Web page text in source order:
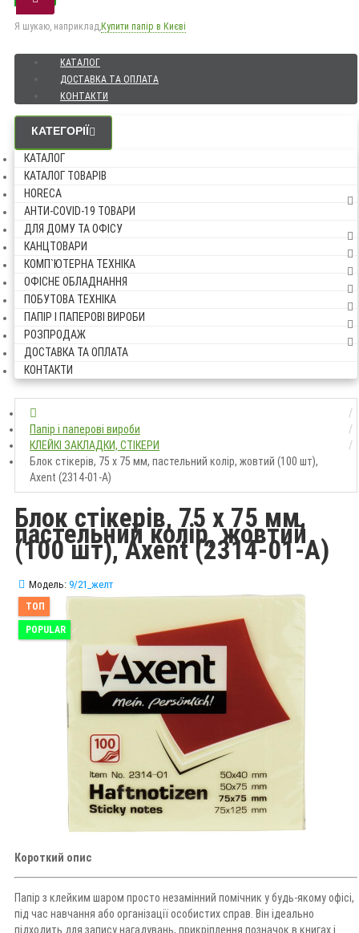
Я шукаю, наприклад, Купити папір в Києві
КАТАЛОГ
ДОСТАВКА ТА ОПЛАТА
КОНТАКТИ
КАТЕГОРІЇ
КАТАЛОГ
КАТАЛОГ ТОВАРІВ
HORECA
АНТИ-COVID-19 ТОВАРИ
ДЛЯ ДОМУ ТА ОФІСУ
КАНЦТОВАРИ
КОМП`ЮТЕРНА ТЕХНІКА
ОФІСНЕ ОБЛАДНАННЯ
ПОБУТОВА ТЕХНІКА
ПАПІР І ПАПЕРОВІ ВИРОБИ
РОЗПРОДАЖ
ДОСТАВКА ТА ОПЛАТА
КОНТАКТИ
Папір і паперові вироби
КЛЕЙКІ ЗАКЛАДКИ, СТІКЕРИ
Блок стікерів, 75 х 75 мм, пастельний колір, жовтий (100 шт),
Axent (2314-01-A)
Блок стікерів, 75 х 75 мм,
пастельний колір, жовтий
(100 шт), Axent (2314-01-A)
Модель: 9/21_желт
ТОП
POPULAR
Короткий опис
Папір з клейким шаром просто незамінний помічник у будь-якому офісі,
під час навчання або організації особистих справ. Він ідеально
підходить для запису нагадувань, прикріплення позначок в книгах і